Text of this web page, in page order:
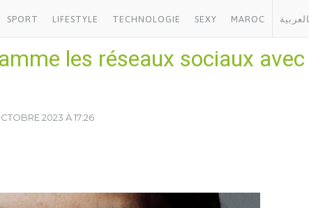
SPORT LIFESTYLE TECHNOLOGIE SEXY MAROC
les réseaux sociaux avec
2023 À 17:26